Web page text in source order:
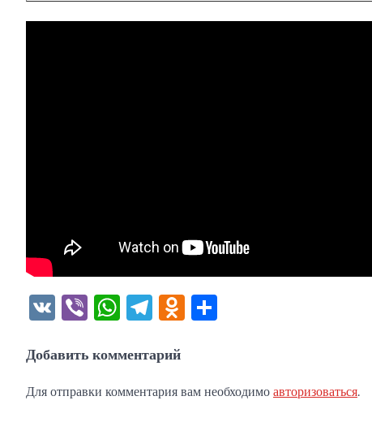
VK ViberWhatsApp
Telegram
Odnoklassniki
Добавить комментарий
Для отправки комментария вам необходимоавторизоваться.